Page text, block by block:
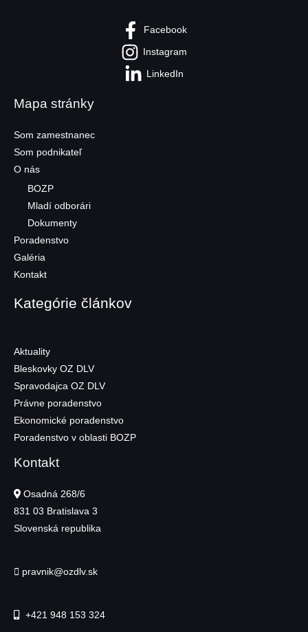
Facebook
Instagram
LinkedIn
Mapa stránky
Som zamestnanec
Som podnikateľ
O nás
BOZP
Mladí odborári
Dokumenty
Poradenstvo
Galéria
Kontakt
Kategórie článkov
Aktuality
Bleskovky OZ DLV
Spravodajca OZ DLV
Právne poradenstvo
Ekonomické poradenstvo
Poradenstvo v oblasti BOZP
Kontakt
Osadná 268/6
831 03 Bratislava 3
Slovenská republika
pravnik@ozdlv.sk
+421 948 153 324